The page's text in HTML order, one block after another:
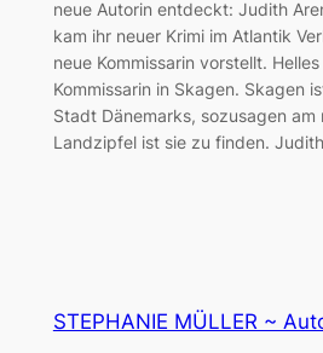
neue Autorin entdeckt: Judith
kam ihr neuer Krimi im Atlantik
neue Kommissarin vorstellt.
Kommissarin in Skagen. Skagen
Stadt Dänemarks, sozusagen am
Landzipfel ist sie zu finden.
STEPHANIE MÜLLER ~